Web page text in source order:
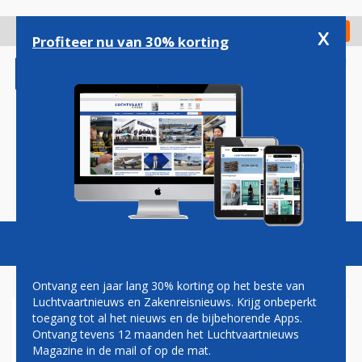
gaan
Check in
Magazine Podcasts Vacatures
MH17
Profiteer nu van 30% korting x
Ontvang een jaar lang 30% korting op het beste van
Luchtvaartnieuws en Zakenreisnieuws. Krijg onbeperkt
toegang tot al het nieuws en de bijbehorende Apps.
Ontvang tevens 12 maanden het Luchtvaartnieuws
Magazine in de mail of op de mat.